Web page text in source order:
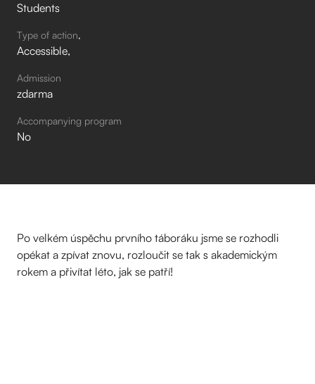
Students
Type of action
Accessible
Admission
zdarma
Accompanying program
No
Po velkém úspěchu prvního táboráku jsme se rozhodli
opékat a zpívat znovu, rozloučit se tak s akademickým
rokem a přivítat léto, jak se patří!